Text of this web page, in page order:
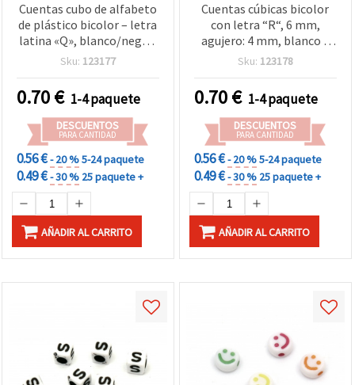
Cuentas cubo de alfabeto
de plástico bicolor – letra
latina «Q», blanco/negro,
6 mm, orificio 4 mm, 20 g
manualidades DIY
Sku: 123177
0.70€ 1-4 paquete
DESCUENTOS
PARA CANTIDAD
0.56 €- 20 %5-24 paquete
0.49 €- 30 % 25 paquete +
AÑADIR AL CARRITO
Cuentas cúbicas bicolor
con letra “R“, 6 mm,
agujero: 4 mm, blanco y
negro - 20 g (aprox. 95
Sku: 123178
0.70€ 1-4 paquete
DESCUENTOS
PARA CANTIDAD
0.56 €- 20 %5-24 paquete
0.49 €- 30 % 25 paquete +
AÑADIR AL CARRITO